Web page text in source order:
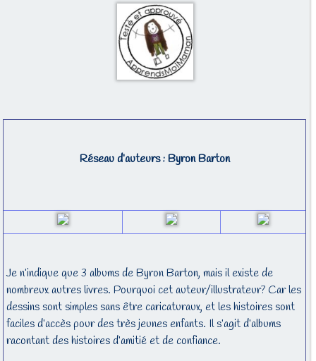
Réseau d’auteurs : Byron Barton
Je n’indique que 3 albums de Byron Barton, mais il existe de
nombreux autres livres. Pourquoi cet auteur/illustrateur? Car les
dessins sont simples sans être caricaturaux, et les histoires sont
faciles d’accès pour des très jeunes enfants. Il s’agit d’albums
racontant des histoires d’amitié et de confiance.